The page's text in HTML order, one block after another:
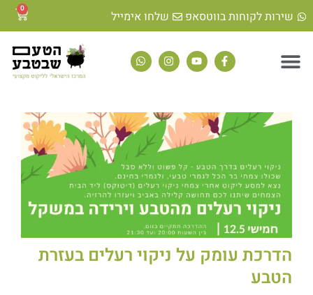
שירות לקוחות בווטסאפ שלחו אימייל 0
הדרכת עומק על ניקוי רעלים בעזרת
הטבע